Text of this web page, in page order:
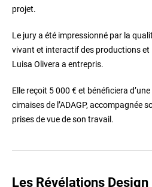
projet.
Le jury a été impressionné par la
vivant et interactif des productions et
Luisa Olivera a entrepris.
Elle reçoit 5 000 € et bénéficiera
cimaises de l’ADAGP, accompagnée
prises de vue de son travail.
Les Révélations